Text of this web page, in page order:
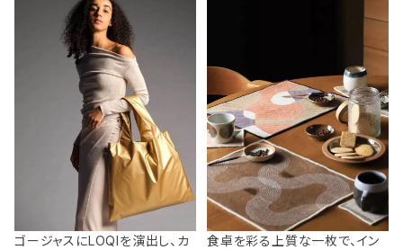
ゴージャスにLOQIを演出し、カ
食卓を彩る上質な一枚で、イン